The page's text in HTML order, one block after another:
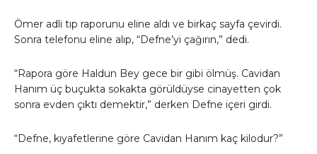
Ömer adli tıp raporunu eline aldı ve birkaç sayfa çevirdi.
Sonra telefonu eline alıp, “Defne’yi çağırın,” dedi.
“Rapora göre Haldun Bey gece bir gibi ölmüş. Cavidan
Hanım üç buçukta sokakta görüldüyse cinayetten çok
sonra evden çıktı demektir,” derken Defne içeri girdi.
“Defne, kıyafetlerine göre Cavidan Hanım kaç kilodur?”